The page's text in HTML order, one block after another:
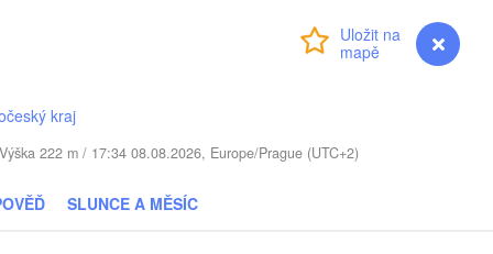
myVentusky Předpověď
kraj
222 m / 17:34 08.08.2026, Europe/Prague (UTC+2)
SLUNCE A MĚSÍC
Мінск
Магілёў
(Smolensk)